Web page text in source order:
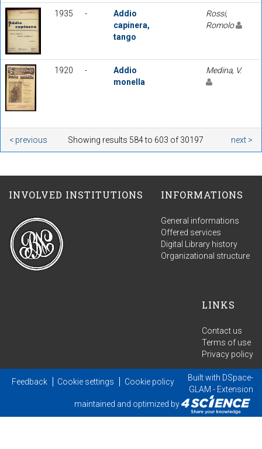
1935 -
Addio
capinera,
tango
Rossi,
Romolo
1920 -
Addio
monella
Medina, V.
Showing results 584 to 603 of 30197
< previous next >
INVOLVED INSTITUTIONS INFORMATIONS
General informations
Offered services
Digital Library history
Organizational structure
LINKS
Contact us
Terms of use
Privacy policy
Feedback Cookie settings Cookie policy Built with DSpace-
GLAM - Extension
maintained and optimized by